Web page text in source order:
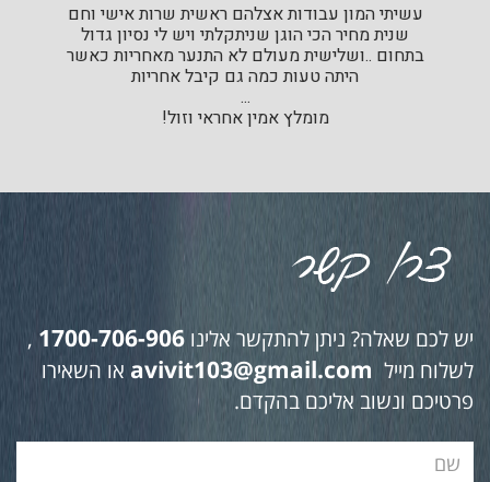
עשיתי המון עבודות אצלהם ראשית שרות אישי וחם
שנית מחיר הכי הוגן שניתקלתי ויש לי נסיון גדול
בתחום ..ושלישית מעולם לא התנער מאחריות כאשר
היתה טעות כמה גם קיבל אחריות
...
מומלץ אמין אחראי וזול!
יש לכם שאלה? ניתן להתקשר אלינו 1700-706-906
,
לשלוח מייל avivit103@gmail.com או השאירו
פרטיכם ונשוב אליכם בהקדם.